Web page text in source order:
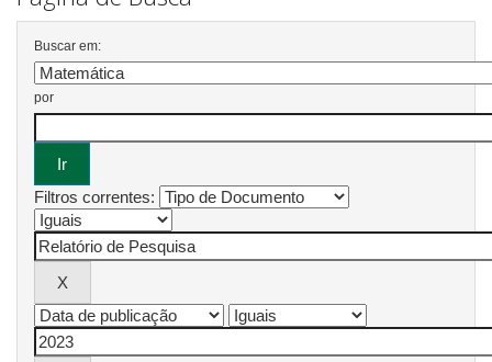
Buscar em:
por
Filtros correntes: